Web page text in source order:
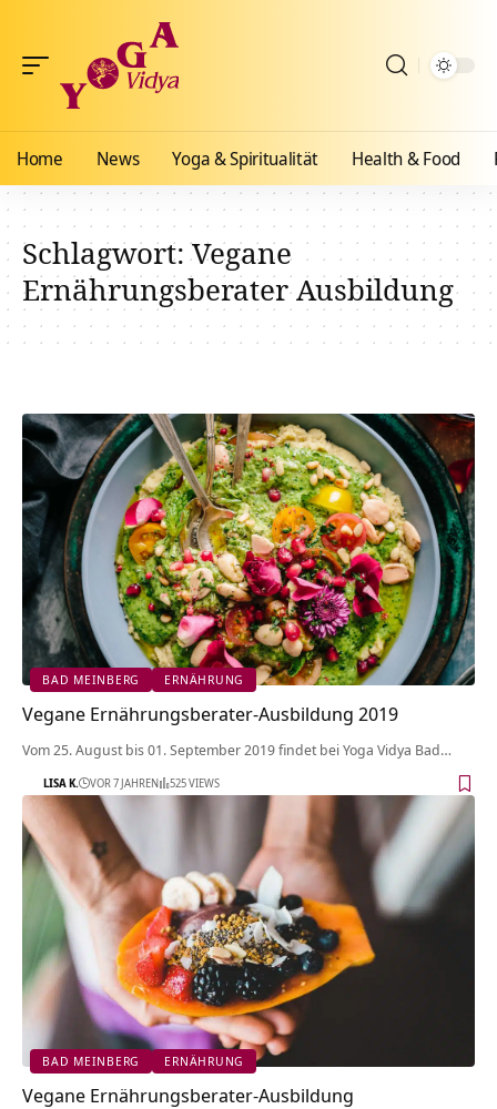
Home News Yoga & Spiritualität Health & Food
Schlagwort:Vegane
Ernährungsberater Ausbildung
BAD MEINBERG ERNÄHRUNG
Vegane Ernährungsberater-Ausbildung 2019
Vom 25. August bis 01. September 2019 findet bei Yoga Vidya Bad…
LISA K. VOR 7 JAHREN 525 VIEWS
BAD MEINBERG ERNÄHRUNG
Vegane Ernährungsberater-Ausbildung